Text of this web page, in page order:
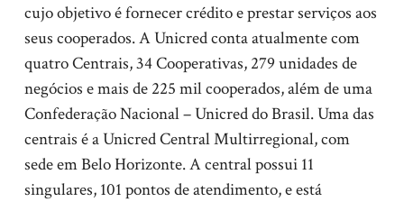
cujo objetivo é fornecer crédito e prestar serviços aos
seus cooperados. A Unicred conta atualmente com
quatro Centrais, 34 Cooperativas, 279 unidades de
negócios e mais de 225 mil cooperados, além de uma
Confederação Nacional – Unicred do Brasil. Uma das
centrais é a Unicred Central Multirregional, com
sede em Belo Horizonte. A central possui 11
singulares, 101 pontos de atendimento, e está